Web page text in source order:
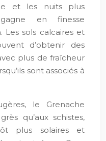
et les nuits plus
en finesse
Les sols calcaires et
d’obtenir des
plus de fraîcheur
sont associés à
le Grenache
qu’aux schistes,
plus solaires et